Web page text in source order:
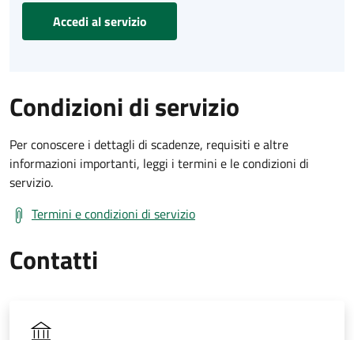
Accedi al servizio
Condizioni di servizio
Per conoscere i dettagli di scadenze, requisiti e altre
informazioni importanti, leggi i termini e le condizioni di
servizio.
Termini e condizioni di servizio
Contatti